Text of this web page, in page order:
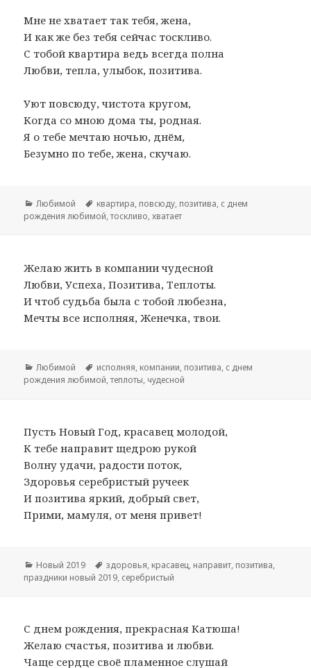
Мне не хватает так тебя, жена,
И как же без тебя сейчас тоскливо.
С тобой квартира ведь всегда полна
Любви, тепла, улыбок, позитива.
Уют повсюду, чистота кругом,
Когда со мною дома ты, родная.
Я о тебе мечтаю ночью, днём,
Безумно по тебе, жена, скучаю.
Рубрики
Любимой Метки
квартира, повсюду, позитива, с днем
рождения любимой,тоскливо,хватает
Желаю жить в компании чудесной
Любви, Успеха, Позитива, Теплоты.
И чтоб судьба была с тобой любезна,
Мечты все исполняя, Женечка, твои.
Рубрики
Любимой Метки
исполняя, компании, позитива, с днем
рождения любимой,теплоты, чудесной
Пусть Новый Год, красавец молодой,
К тебе направит щедрою рукой
Волну удачи, радости поток,
Здоровья серебристый ручеек
И позитива яркий, добрый свет,
Прими, мамуля, от меня привет!
Рубрики
Новый 2019 Метки
здоровья, красавец, направит, позитива,
праздники новый 2019, серебристый
С днем рождения, прекрасная Катюша!
Желаю счастья, позитива и любви.
Чаще сердце своё пламенное слушай